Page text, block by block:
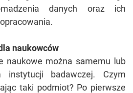
danych oraz ich
naukowców
naukowe można samemu lub
badawczej. Czym
taki podmiot? Po pierwsze